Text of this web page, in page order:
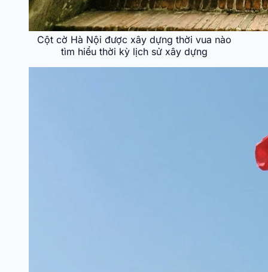
Cột cờ Hà Nội được xây dựng thời vua nào
tìm hiểu thời kỳ lịch sử xây dựng